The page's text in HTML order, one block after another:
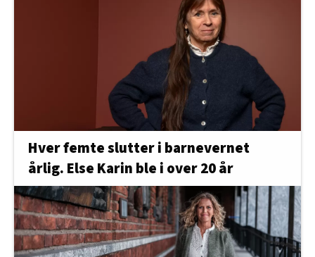
Hver femte slutter i barnevernet
årlig. Else Karin ble i over 20 år